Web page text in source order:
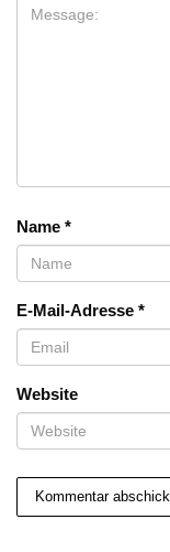
Name *
E-Mail-Adresse *
Website